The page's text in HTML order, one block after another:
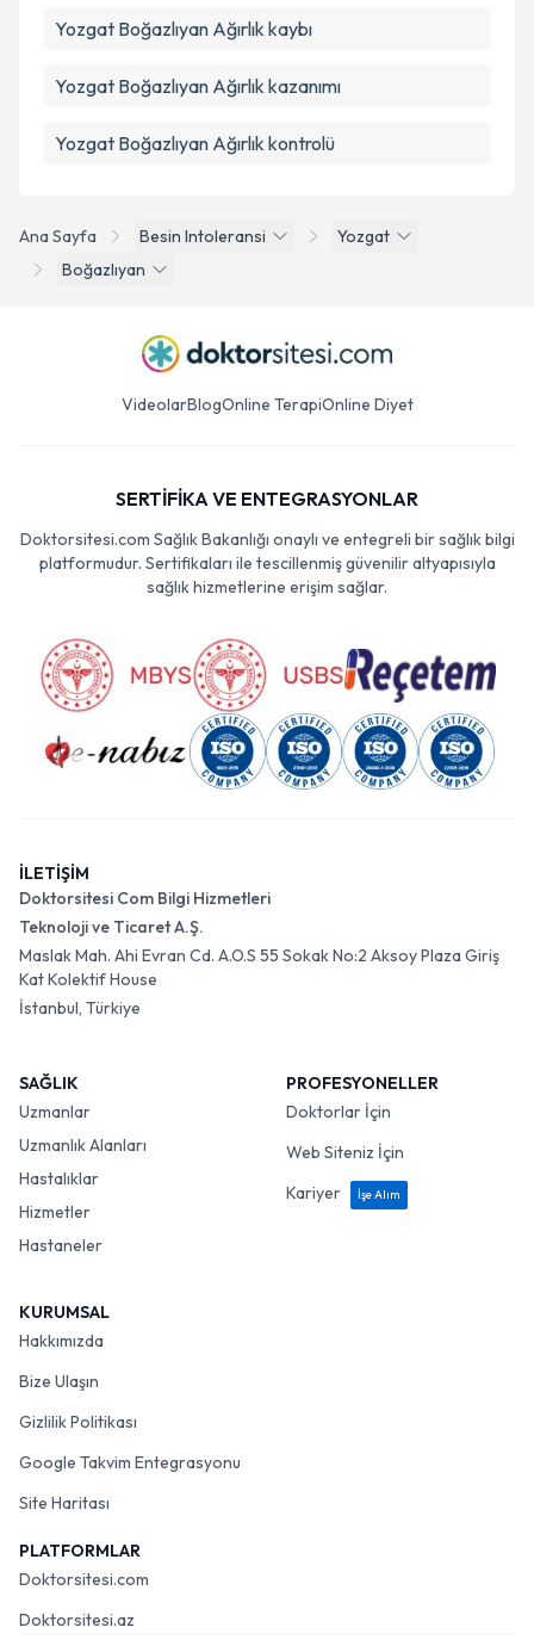
Ana Sayfa Besin Intoleransi
Yozgat
Boğazlıyan
Yozgat Boğazlıyan Ağırlık kaybı
Yozgat Boğazlıyan Ağırlık kazanımı
Yozgat Boğazlıyan Ağırlık kontrolü
VideolarBlogOnline TerapiOnline Diyet
SERTİFİKA VE ENTEGRASYONLAR
Doktorsitesi.com Sağlık Bakanlığı onaylı ve entegreli bir sağlık bilgi
platformudur. Sertifikaları ile tescillenmiş güvenilir altyapısıyla
sağlık hizmetlerine erişim sağlar.
İLETİŞİM
Doktorsitesi Com Bilgi Hizmetleri
Teknoloji ve Ticaret A.Ş.
Maslak Mah. Ahi Evran Cd. A.O.S 55 Sokak No:2 Aksoy Plaza Giriş
Kat Kolektif House
İstanbul, Türkiye
SAĞLIK
Uzmanlar
Uzmanlık Alanları
Hastalıklar
Hizmetler
Hastaneler
PROFESYONELLER
Doktorlar İçin
Web Siteniz İçin
Kariyer
İşe Alım
KURUMSAL
Hakkımızda
Bize Ulaşın
Gizlilik Politikası
Google Takvim Entegrasyonu
Site Haritası
PLATFORMLAR
Doktorsitesi.com
Doktorsitesi.az